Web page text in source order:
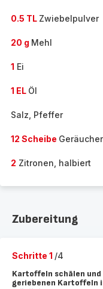
0.5 TL Zwiebelpulver
20 g Mehl
1 Ei
1 EL Öl
Salz, Pfeffer
12 Scheibe
2 Zitronen, halbiert
Zubereitung
Schritte 1 /4
Kartoffeln schälen und
geriebenen Kartoffeln